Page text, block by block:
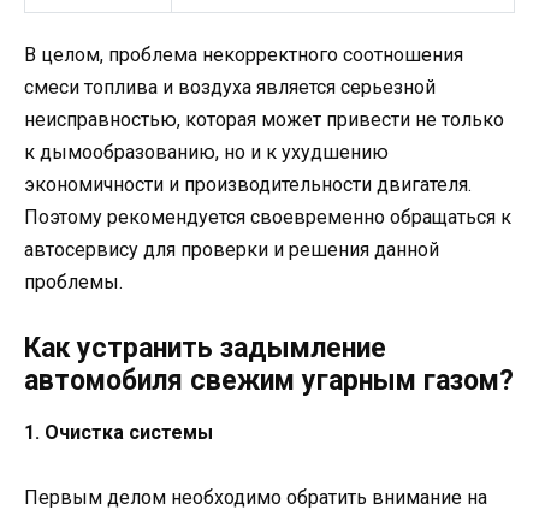
В целом, проблема некорректного соотношения
смеси топлива и воздуха является серьезной
неисправностью, которая может привести не только
к дымообразованию, но и к ухудшению
экономичности и производительности двигателя.
Поэтому рекомендуется своевременно обращаться к
автосервису для проверки и решения данной
проблемы.
Как устранить задымление
автомобиля свежим угарным газом?
1. Очистка системы
Первым делом необходимо обратить внимание на